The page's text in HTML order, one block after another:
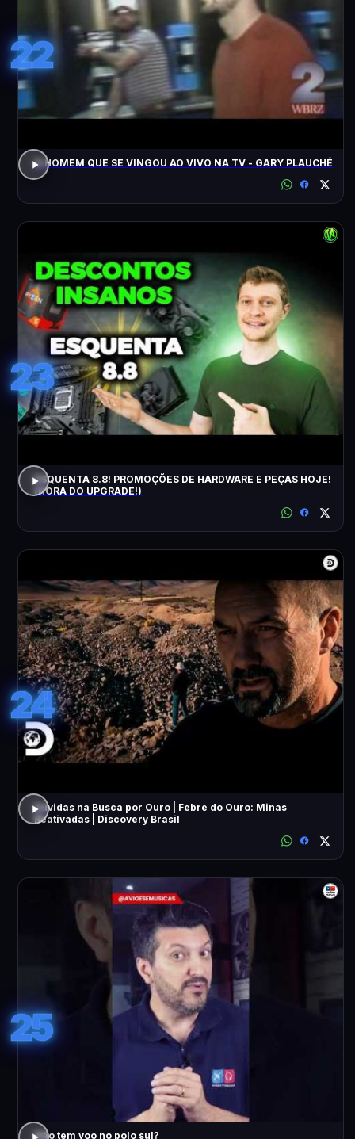
22
O HOMEM QUE SE VINGOU AO VIVO NA TV - GARY PLAUCHÉ
23
ESQUENTA 8.8! PROMOÇÕES DE HARDWARE E PEÇAS HOJE!
(HORA DO UPGRADE!)
24
Dúvidas na Busca por Ouro | Febre do Ouro: Minas
Reativadas | Discovery Brasil
25
Não tem voo no polo sul?